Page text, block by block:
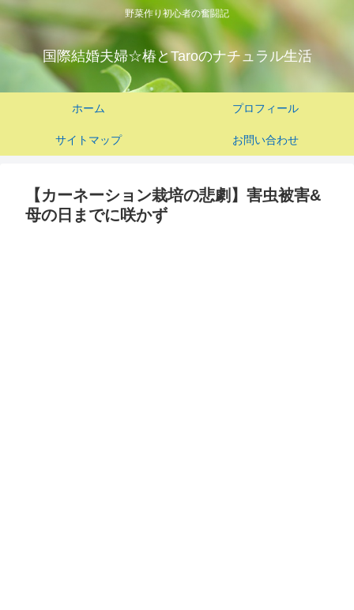
野菜作り初心者の奮闘記
国際結婚夫婦☆椿とTaroのナチュラル生活
ホーム プロフィール
サイトマップ お問い合わせ
【カーネーション栽培の悲劇】害虫被害&
母の日までに咲かず